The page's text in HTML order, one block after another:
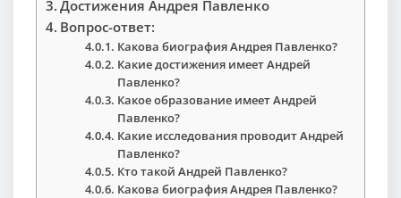
Достижения Андрея Павленко
Вопрос-ответ:
Какова биография Андрея Павленко?
Какие достижения имеет Андрей
Павленко?
Какое образование имеет Андрей
Павленко?
Какие исследования проводит Андрей
Павленко?
Кто такой Андрей Павленко?
Какова биография Андрея Павленко?